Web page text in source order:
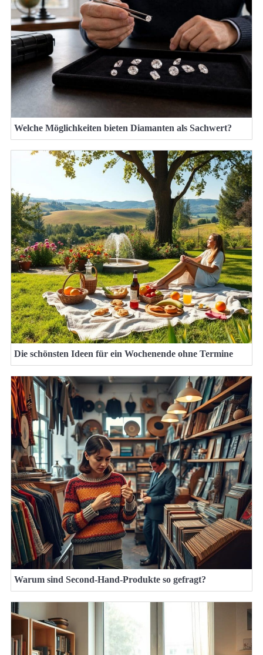
Welche Möglichkeiten bieten Diamanten als Sachwert?
Die schönsten Ideen für ein Wochenende ohne Termine
Warum sind Second-Hand-Produkte so gefragt?